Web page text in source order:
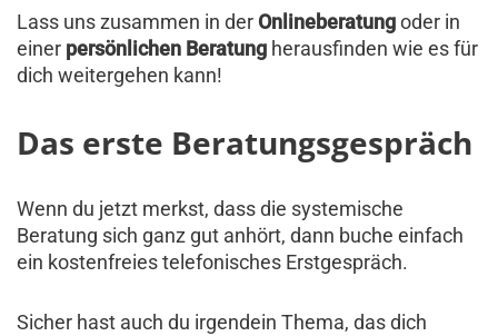
Lass uns zusammen in der Onlineberatungoder in
einer persönlichen Beratung herausfinden wie es für
dich weitergehen kann!
Das erste Beratungsgespräch
Wenn du jetzt merkst, dass die systemische
Beratung sich ganz gut anhört, dann buche einfach
ein kostenfreies telefonisches Erstgespräch.
Sicher hast auch du irgendein Thema, das dich